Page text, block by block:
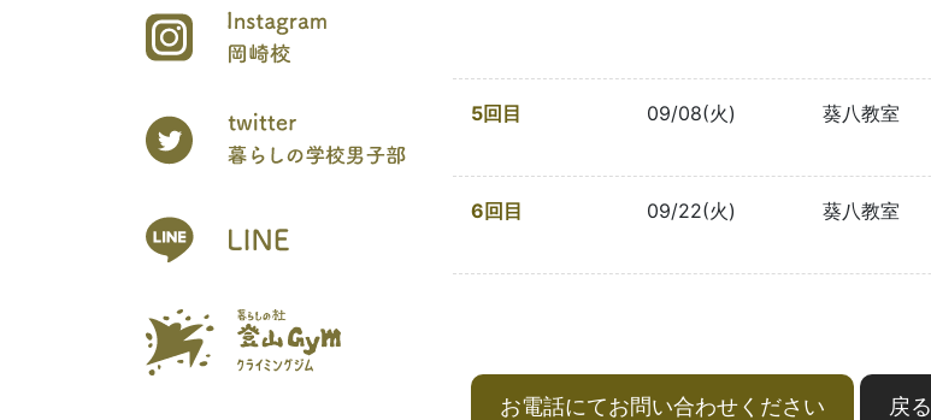
5回目 09/08(火) 葵八教室
6回目 09/22(火) 葵八教室
お電話にてお問い合わせください 戻る